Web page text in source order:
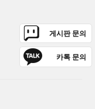
게시판 문의
카톡 문의